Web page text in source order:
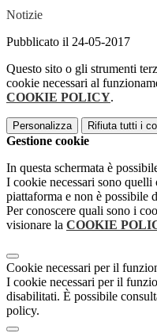
Notizie
Pubblicato il 24-05-2017
Questo sito o gli strumenti
cookie necessari al
COOKIE POLICY.
Personalizza Rifiuta tutti i
Gestione cookie
In questa schermata è
I cookie necessari sono
piattaforma e non è possibile
Per conoscere quali sono i
visionare la COOKIE
Cookie necessari per il
I cookie necessari per il
disabilitati. È possibile
policy.